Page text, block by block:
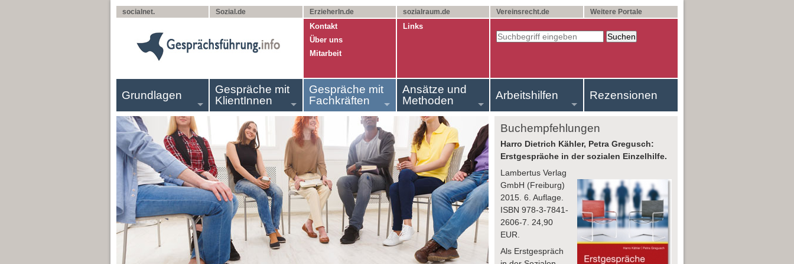
socialnet. Sozial.de ErzieherIn.de sozialraum.de Vereinsrecht.de Weitere Portale
Kontakt
Über uns
Mitarbeit
Links
Grundlagen
Gespräche mit
KlientInnen
Gespräche mit
Fachkräften
Ansätze und
Methoden
Arbeitshilfen Rezensionen
Buchempfehlungen
Harro Dietrich Kähler, Petra Gregusch:
Erstgespräche in der sozialen Einzelhilfe.
Lambertus Verlag
GmbH (Freiburg)
2015. 6. Auflage.
ISBN 978-3-7841-
2606-7. 24,90
EUR.
Als Erstgespräch